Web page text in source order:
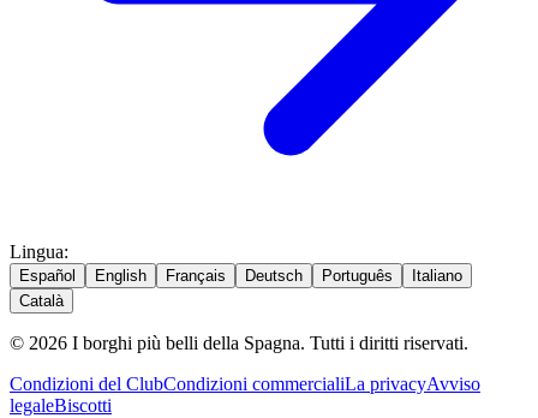
Lingua:
Español English Français Deutsch Português
Italiano
Català
© 2026 I borghi più belli della Spagna. Tutti i diritti riservati.
Condizioni del ClubCondizioni commercialiLa privacyAvviso
legaleBiscotti